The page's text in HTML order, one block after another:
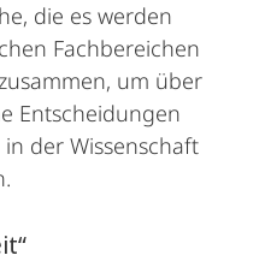
die es werden
Fachbereichen
um über
Entscheidungen
der Wissenschaft